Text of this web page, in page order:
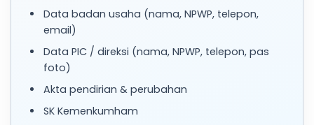
Data badan usaha (nama, NPWP, telepon,
email)
Data PIC / direksi (nama, NPWP, telepon, pas
foto)
Akta pendirian & perubahan
SK Kemenkumham